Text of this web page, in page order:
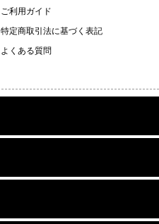
ご利用ガイド
特定商取引法に基づく表記
よくある質問